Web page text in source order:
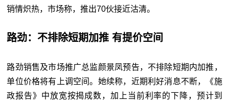
销情炽热，市场称，推出70伙接近沽清。
路劲：不排除短期加推 有提价空间
路劲销售及市场推广总监颜景凤预告，不排除短期内加推，
单位价格将有上调空间。她续称，近期利好消息不断，《施
政报告》中放宽按揭成数，加上当前利率的下降，预计到